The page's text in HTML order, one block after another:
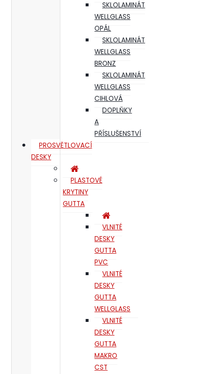
SKLOLAMINÁT
WELLGLASS
OPÁL
SKLOLAMINÁT
WELLGLASS
BRONZ
SKLOLAMINÁT
WELLGLASS
CIHLOVÁ
DOPLŇKY
A
PŘÍSLUŠENSTVÍ
PROSVĚTLOVACÍ
DESKY
PLASTOVÉ
KRYTINY
GUTTA
VLNITÉ
DESKY
GUTTA
PVC
VLNITÉ
DESKY
GUTTA
WELLGLASS
VLNITÉ
DESKY
GUTTA
MAKRO
CST